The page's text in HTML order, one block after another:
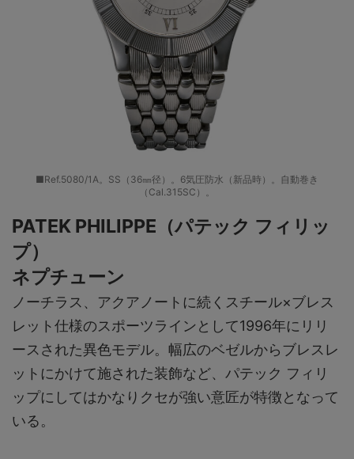
■Ref.5080/1A。SS（36㎜径）。6気圧防水（新品時）。自動巻き
（Cal.315SC）。
PATEK PHILIPPE（パテック フィリッ
プ）
ネプチューン
ノーチラス、アクアノートに続くスチール×ブレス
レット仕様のスポーツラインとして1996年にリリ
ースされた異色モデル。幅広のベゼルからブレスレ
ットにかけて施された装飾など、パテック フィリ
ップにしてはかなりクセが強い意匠が特徴となって
いる。